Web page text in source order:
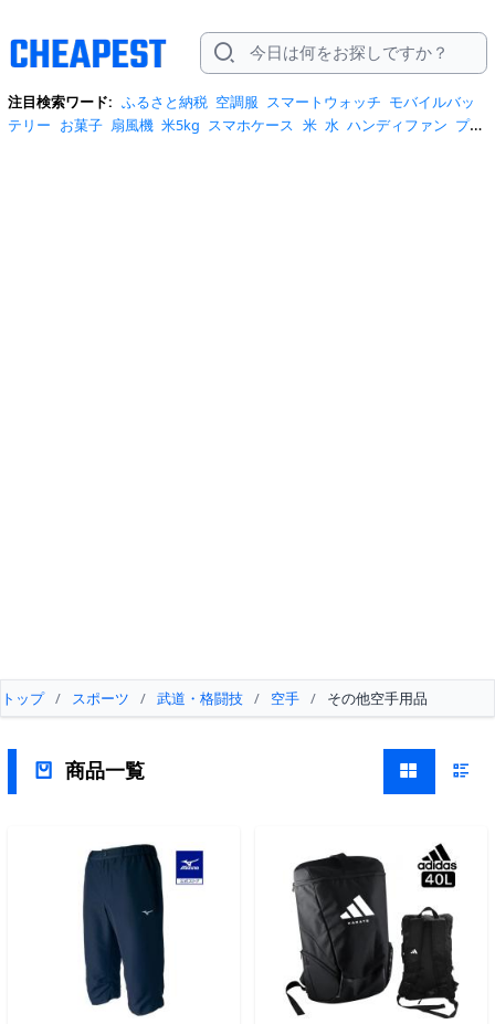
注目検索ワード: ふるさと納税 空調服 スマートウォッチ モバイルバッ
テリー お菓子 扇風機 米5kg スマホケース 米 水 ハンディファン プロ
トップ / スポーツ / 武道・格闘技 / 空手 / その他空手用品
商品一覧